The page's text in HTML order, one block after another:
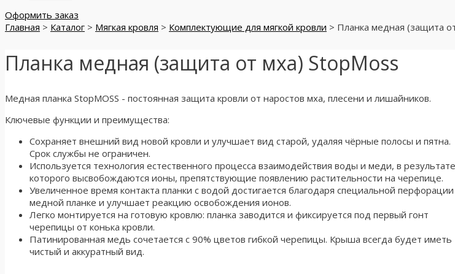
Оформить заказ
Главная > Каталог > Мягкая кровля > Комплектующие для мягкой кровли > Планка медная (защита
Планка медная (защита от мха) StopMoss
Медная планка StopMOSS - постоянная защита кровли от наростов мха, плесени и лишайников.
Ключевые функции и преимущества:
Сохраняет внешний вид новой кровли и улучшает вид старой, удаляя чёрные полосы и пятна.
Срок службы не ограничен.
Используется технология естественного процесса взаимодействия воды и меди, в результате
которого высвобождаются ионы, препятствующие появлению растительности на черепице.
Увеличенное время контакта планки с водой достигается благодаря специальной
медной планке и улучшает реакцию освобождения ионов.
Легко монтируется на готовую кровлю: планка заводится и фиксируется под первый гонт
черепицы от конька кровли.
Патинированная медь сочетается с 90% цветов гибкой черепицы. Крыша всегда будет иметь
чистый и аккуратный вид.